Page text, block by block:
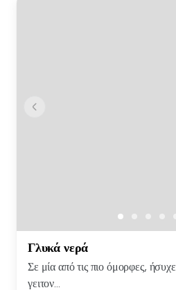
Γλυκά νερά
Σε μία από τις πιο όμορφες,
γειτον...